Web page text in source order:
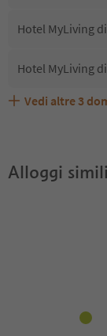
Hotel MyLiving
Hotel MyLiving
Hotel MyLiving
Quali servizi/
Gli ospiti di
Vedi altre 3
Alloggi simili